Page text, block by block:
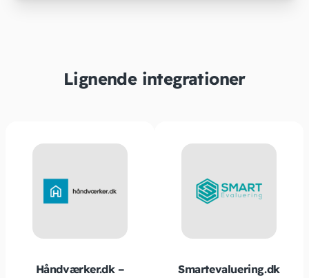
Lignende integrationer
Håndværker.dk –
Smartevaluering.dk